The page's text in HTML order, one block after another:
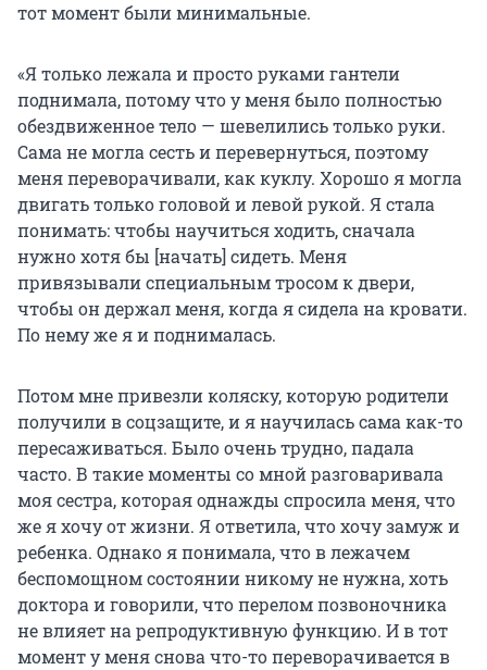
тот момент были минимальные.
«Я только лежала и просто руками гантели
поднимала, потому что у меня было полностью
обездвиженное тело — шевелились только руки.
Сама не могла сесть и перевернуться, поэтому
меня переворачивали, как куклу. Хорошо я могла
двигать только головой и левой рукой. Я стала
понимать: чтобы научиться ходить, сначала
нужно хотя бы [начать] сидеть. Меня
привязывали специальным тросом к двери,
чтобы он держал меня, когда я сидела на кровати.
По нему же я и поднималась.
Потом мне привезли коляску, которую родители
получили в соцзащите, и я научилась сама как-то
пересаживаться. Было очень трудно, падала
часто. В такие моменты со мной разговаривала
моя сестра, которая однажды спросила меня, что
же я хочу от жизни. Я ответила, что хочу замуж и
ребенка. Однако я понимала, что в лежачем
беспомощном состоянии никому не нужна, хоть
доктора и говорили, что перелом позвоночника
не влияет на репродуктивную функцию. И в тот
момент у меня снова что-то переворачивается в